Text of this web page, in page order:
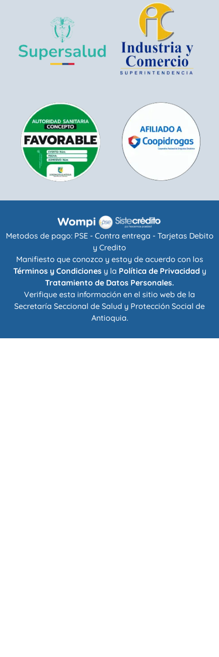
Metodos de pago: PSE - Contra entrega - Tarjetas Debito
y Credito
Manifiesto que conozco y estoy de acuerdo con los
Términos y Condicionesy la Política de Privacidad y
Tratamiento de Datos Personales.
Verifique esta información en el sitio web de la
Secretaría Seccional de Salud y Protección Social de
Antioquia.